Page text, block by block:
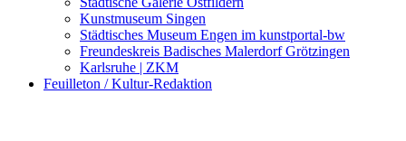
Kunstmuseum Singen
Städtisches Museum Engen im kunstportal-bw
Freundeskreis Badisches Malerdorf Grötzingen
Karlsruhe | ZKM
Feuilleton / Kultur-Redaktion